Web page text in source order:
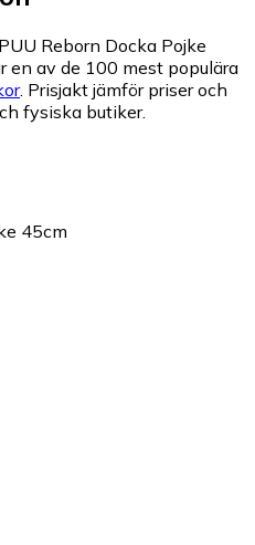
Reborn Docka Pojke
en av de 100 mest populära
. Prisjakt jämför priser och
fysiska butiker.
45cm